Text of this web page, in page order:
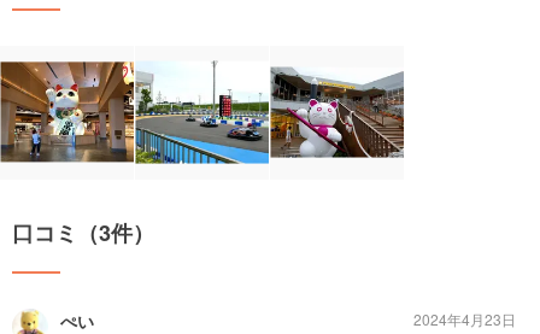
口コミ（3件）
ぺい
2024年4月23日